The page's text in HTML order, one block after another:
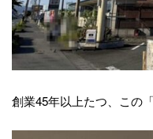
創業45年以上たつ、この